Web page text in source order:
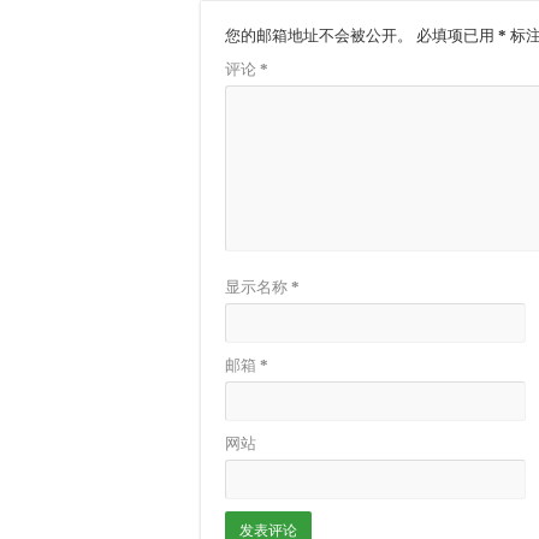
您的邮箱地址不会被公开。 必填项已用 * 标
评论 *
显示名称 *
邮箱 *
网站